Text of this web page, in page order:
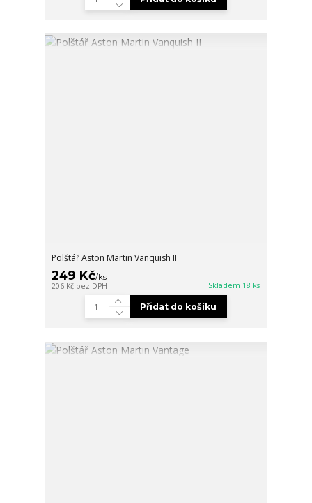
Polštář Aston Martin Vanquish II
249 Kč/ks
206 Kč bez DPH Skladem 18 ks
Přidat do košíku